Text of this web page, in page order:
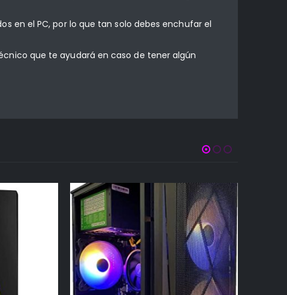
en el PC, por lo que tan solo debes enchufar el
que te ayudará en caso de tener algún